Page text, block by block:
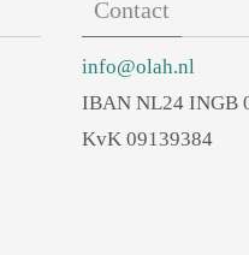
Contact
info@olah.nl
IBAN NL24 INGB
KvK 09139384